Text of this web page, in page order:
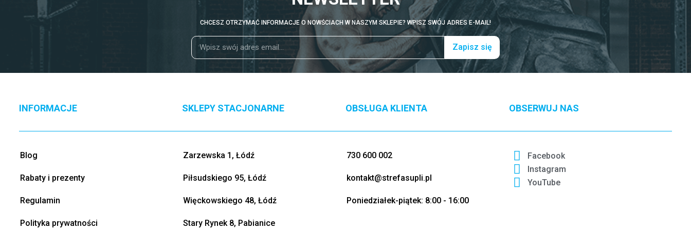
CHCESZ OTRZYMAĆ INFORMACJE O NOWŚCIACH W NASZYM SKLEPIE? WPISZ SWÓJ ADRES E-MAIL!
Zapisz się
INFORMACJE
Blog
Rabaty i prezenty
Regulamin
Polityka prywatności
SKLEPY STACJONARNE
Zarzewska 1, Łódź
Piłsudskiego 95, Łódź
Więckowskiego 48, Łódź
Stary Rynek 8, Pabianice
OBSŁUGA KLIENTA
730 600 002
kontakt@strefasupli.pl
Poniedziałek-piątek: 8:00 - 16:00
OBSERWUJ NAS
Facebook
Instagram
YouTube